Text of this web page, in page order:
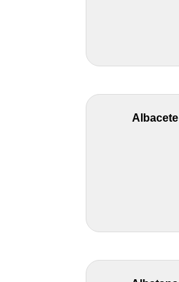
Albacete